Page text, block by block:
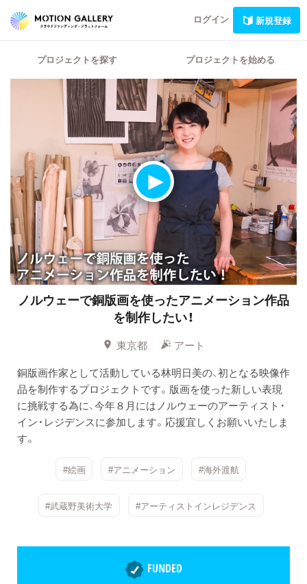
ログイン 新規登録
プロジェクトを探す プロジェクトを始める
ノルウェーで銅版画を使ったアニメーション作品
を制作したい！
東京都
アート
銅版画作家として活動している林明日美の、初となる映像作
品を制作するプロジェクトです。版画を使った新しい表現
に挑戦する為に、今年８月にはノルウェーのアーティスト・
イン・レジデンスに参加します。応援宜しくお願いいたしま
す。
#絵画 #アニメーション #海外渡航
#武蔵野美術大学 #アーティストインレジデンス
FUNDED